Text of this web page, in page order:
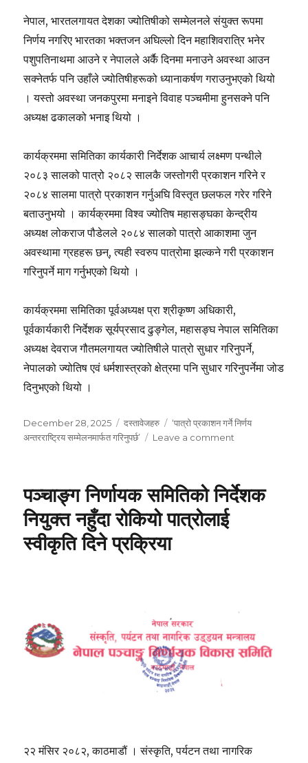
नेपाल, भारतलगायत देशका ज्योतिषीको सम्मेलनले संयुक्त रूपमा
निर्णय नगरिए भारतका भक्तजन अघिल्लो दिन महाशिवरात्रि भनेर
पशुपतिनाथमा आउने र नेपालले अर्कै दिनमा मनाउने अवस्था आउन
सक्नेतर्फ पनि उहाँले ज्योतिषीहरूको ध्यानाकर्षण गराउनुभएको थियो
। यस्तो अवस्था जनकपुरमा मनाइने विवाह पञ्चमीमा हुनसक्ने पनि
अध्यक्ष ढकालको भनाइ थियो ।
कार्यक्रममा समितिका कार्यकारी निर्देशक आचार्य लक्ष्मण पन्थीले
२०८३ सालको पात्रो २०८२ सालकै जस्तोगरी प्रकाशन गरिने र
२०८४ सालमा पात्रो प्रकाशन गर्नुअघि विस्तृत छलफल गरेर गरिने
बताउनुभयो । कार्यक्रममा विश्व ज्योतिष महासङ्घका केन्द्रीय
अध्यक्ष लोकराज पौडेलले २०८४ सालको पात्रो आकाशमा जुन
अवस्थामा ग्रहहरू छन्, त्यही स्वरुप पात्रोमा झल्कने गरी प्रकाशन
गरिनुपर्ने माग गर्नुभएको थियो ।
कार्यक्रममा समितिका पूर्वअध्यक्ष प्रा श्रीकृष्ण अधिकारी,
पूर्वकार्यकारी निर्देशक सूर्यप्रसाद ढुङ्गेल, महासङ्घ नेपाल समितिका
अध्यक्ष देवराज गौतमलगायत ज्योतिषीले पात्रो सुधार गरिनुपर्ने,
नेपालको ज्योतिष एवं धर्मशास्त्रको क्षेत्रमा पनि सुधार गरिनुपर्नेमा जोड
दिनुभएको थियो ।
Posted
on
December 28, 2025 Categories
दस्तावेजहरु Tags
‘पात्रो प्रकाशन गर्ने निर्णय
अन्तरराष्ट्रिय सम्मेलनमार्फत गरिनुपर्छ’
Leave a comment
निर्णय
पञ्चाङ्ग निर्णायक समितिको निर्देशक
नियुक्त नहुँदा रोकियो पात्रोलाई
स्वीकृति दिने प्रक्रिया
२२ मंसिर २०८२, काठमाडौं । संस्कृति, पर्यटन तथा नागरिक